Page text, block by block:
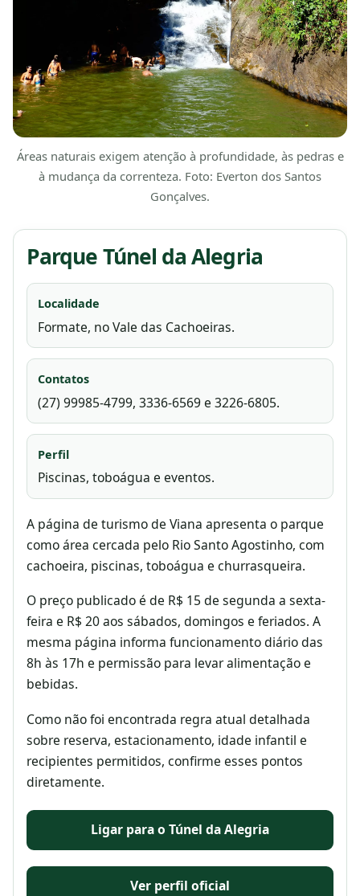
Áreas naturais exigem atenção à profundidade, às pedras e
à mudança da correnteza. Foto: Everton dos Santos
Gonçalves.
Parque Túnel da Alegria
Localidade
Formate, no Vale das Cachoeiras.
Contatos
(27) 99985-4799, 3336-6569 e 3226-6805.
Perfil
Piscinas, toboágua e eventos.
A página de turismo de Viana apresenta o parque
como área cercada pelo Rio Santo Agostinho, com
cachoeira, piscinas, toboágua e churrasqueira.
O preço publicado é de R$ 15 de segunda a sexta-
feira e R$ 20 aos sábados, domingos e feriados. A
mesma página informa funcionamento diário das
8h às 17h e permissão para levar alimentação e
bebidas.
Como não foi encontrada regra atual detalhada
sobre reserva, estacionamento, idade infantil e
recipientes permitidos, confirme esses pontos
diretamente.
Ligar para o Túnel da Alegria
Ver perfil oficial